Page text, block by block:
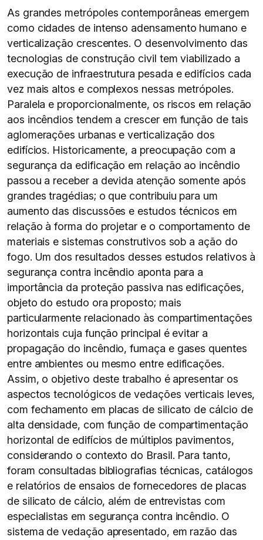
As grandes metrópoles contemporâneas emergem
como cidades de intenso adensamento humano e
verticalização crescentes. O desenvolvimento das
tecnologias de construção civil tem viabilizado a
execução de infraestrutura pesada e edifícios cada
vez mais altos e complexos nessas metrópoles.
Paralela e proporcionalmente, os riscos em relação
aos incêndios tendem a crescer em função de tais
aglomerações urbanas e verticalização dos
edifícios. Historicamente, a preocupação com a
segurança da edificação em relação ao incêndio
passou a receber a devida atenção somente após
grandes tragédias; o que contribuiu para um
aumento das discussões e estudos técnicos em
relação à forma do projetar e o comportamento de
materiais e sistemas construtivos sob a ação do
fogo. Um dos resultados desses estudos relativos à
segurança contra incêndio aponta para a
importância da proteção passiva nas edificações,
objeto do estudo ora proposto; mais
particularmente relacionado às compartimentações
horizontais cuja função principal é evitar a
propagação do incêndio, fumaça e gases quentes
entre ambientes ou mesmo entre edificações.
Assim, o objetivo deste trabalho é apresentar os
aspectos tecnológicos de vedações verticais leves,
com fechamento em placas de silicato de cálcio de
alta densidade, com função de compartimentação
horizontal de edifícios de múltiplos pavimentos,
considerando o contexto do Brasil. Para tanto,
foram consultadas bibliografias técnicas, catálogos
e relatórios de ensaios de fornecedores de placas
de silicato de cálcio, além de entrevistas com
especialistas em segurança contra incêndio. O
sistema de vedação apresentado, em razão das